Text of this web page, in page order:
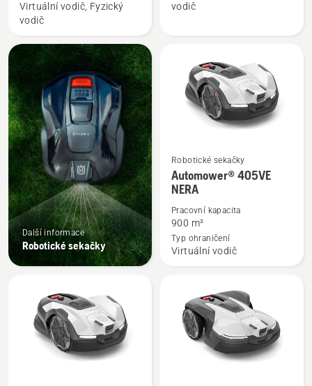
310E
NERA
technologií
bez
vodiče
Virtuální vodič, Fyzický
vodič
320 NERA
vodič
Další informace
Robotické sekačky
Zobrazit
více
informací
Automower®
405VE
Robotické sekačky
Automower® 405VE
NERA
Pracovní kapacita
900 m²
Typ ohraničení
Virtuální vodič